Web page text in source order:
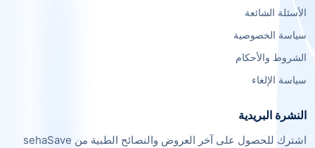
الأسئلة الشائعة
سياسة الخصوصية
الشروط والأحكام
سياسة الإلغاء
النشرة البريدية
اشترك للحصول على آخر العروض والنصائح الطبية من sehaSave